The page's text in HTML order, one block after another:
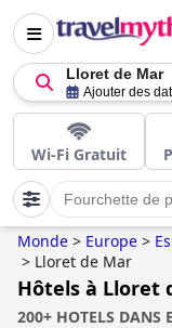
Lloret de Mar
Ajouter des
Wi-Fi Gratuit
Fourchette de
Monde > Europe >
> Lloret de Mar
Hôtels à Lloret
200+ HOTELS DANS